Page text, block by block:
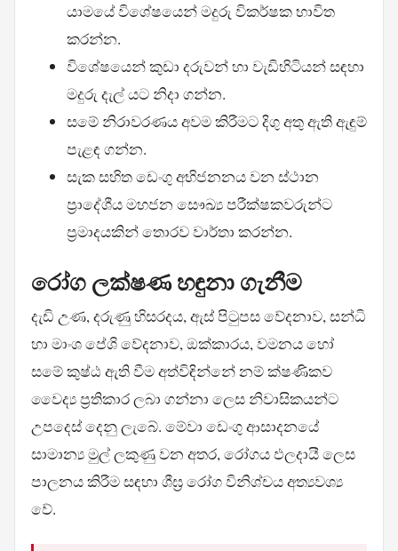
යාමයේ විශේෂයෙන් මදුරු විකර්ෂක භාවිත
කරන්න.
විශේෂයෙන් කුඩා දරුවන් හා වැඩිහිටියන් සඳහා
මදුරු දැල් යට නිදා ගන්න.
සමේ නිරාවරණය අවම කිරීමට දිගු අතු ඇති ඇඳුම්
පැළඳ ගන්න.
සැක සහිත ඩෙංගු අභිජනනය වන ස්ථාන
ප්‍රාදේශීය මහජන සෞඛ්‍ය පරීක්ෂකවරුන්ට
ප්‍රමාදයකින් තොරව වාර්තා කරන්න.
රෝග ලක්ෂණ හඳුනා ගැනීම
දැඩි උණ, දරුණු හිසරදය, ඇස් පිටුපස වේදනාව, සන්ධි
හා මාංශ පේශි වේදනාව, ඔක්කාරය, වමනය හෝ
සමේ කුෂ්ඨ ඇති වීම අත්විඳින්නේ නම් ක්ෂණිකව
වෛද්‍ය ප්‍රතිකාර ලබා ගන්නා ලෙස නිවාසිකයන්ට
උපදෙස් දෙනු ලැබේ. මේවා ඩෙංගු ආසාදනයේ
සාමාන්‍ය මුල් ලකුණු වන අතර, රෝගය ඵලදායී ලෙස
පාලනය කිරීම සඳහා ශීඝ්‍ර රෝග විනිශ්චය අත්‍යවශ්‍ය
වේ.